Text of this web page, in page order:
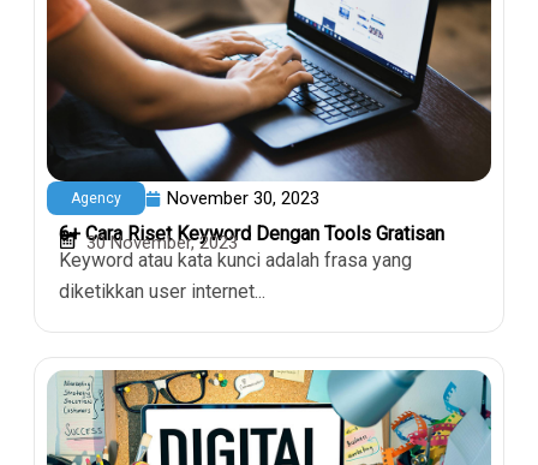
Agency November 30, 2023
6+ Cara Riset Keyword Dengan Tools Gratisan
30 November, 2023
Keyword atau kata kunci adalah frasa yang
diketikkan user internet...